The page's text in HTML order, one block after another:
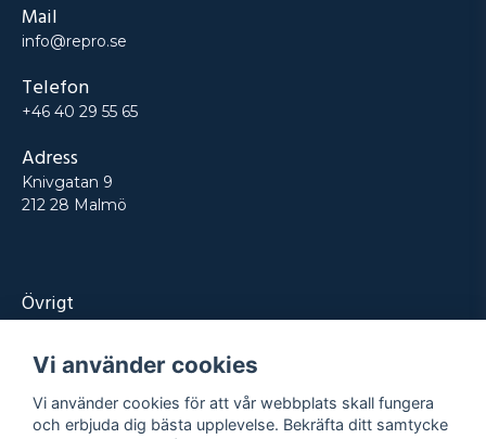
Mail
info@repro.se
Telefon
+46 40 29 55 65
Adress
Knivgatan 9
212 28 Malmö
Övrigt
Tjänster
Kontakt
Vi använder cookies
Vi använder cookies för att vår webbplats skall fungera
och erbjuda dig bästa upplevelse. Bekräfta ditt samtycke